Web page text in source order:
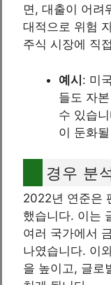
면, 대출이 어려
대적으로 위험
주식 시장에 직
예시: 미
들도 자
수 있습
이 둔화
경우 분
2022년 연준은
했습니다. 이는
여러 국가에서
나였습니다. 이
을 높이고, 글로